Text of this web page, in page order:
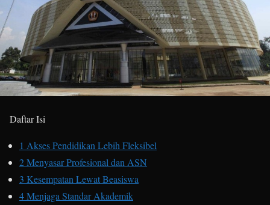
Daftar Isi
1 Akses Pendidikan Lebih Fleksibel
2Menyasar Profesional dan ASN
3 Kesempatan Lewat Beasiswa
4Menjaga Standar Akademik